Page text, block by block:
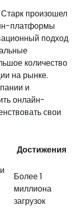
произошел
платформы
подход
количество
на рынке.
и
онлайн-
свои
Достижения
Более 1
миллиона
загрузок